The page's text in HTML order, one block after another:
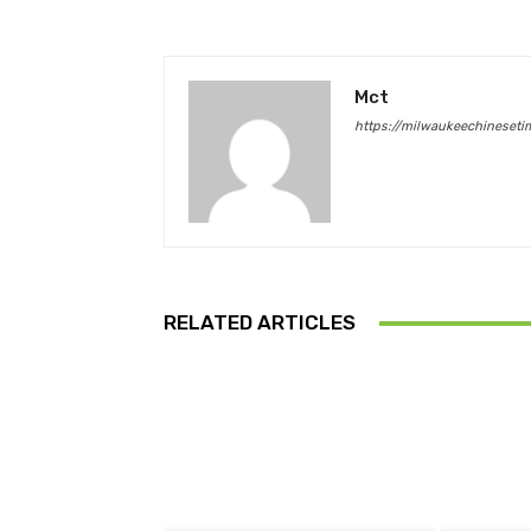
Mct
https://
RELATED ARTICLES